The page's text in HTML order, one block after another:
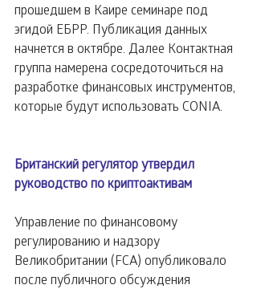
прошедшем в Каире семинаре под
эгидой ЕБРР. Публикация данных
начнется в октябре. Далее Контактная
группа намерена сосредоточиться на
разработке финансовых инструментов,
которые будут использовать CONIA.
Британский регулятор утвердил
руководство по криптоактивам
Управление по финансовому
регулированию и надзору
Великобритании (FCA) опубликовало
после публичного обсуждения